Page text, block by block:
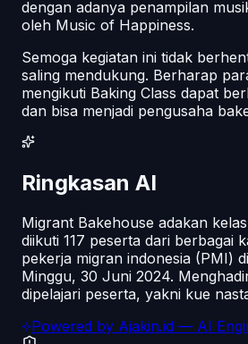
dengan adanya penampilan
oleh Music of Happiness.
Semoga kegiatan ini tidak
saling mendukung. Berharap
mengikuti Baking Class dapat
dan bisa menjadi pengusaha
Ringkasan AI
Migrant Bakehouse adakan
diikuti 117 peserta dari berbagai
pekerja migran indonesia (PMI)
Minggu, 30 Juni 2024.
dipelajari peserta, yakni kue
Powered by Ajakin.id — AI